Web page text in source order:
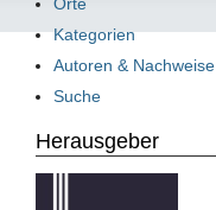
Kategorien
Autoren & Nachweise
Suche
Herausgeber